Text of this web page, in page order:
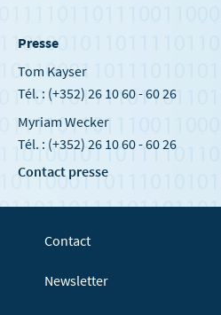
Presse
Tom Kayser
Tél. : (+352) 26 10 60 - 60 26
Myriam Wecker
Tél. : (+352) 26 10 60 - 60 26
Contact presse
Contact
Newsletter